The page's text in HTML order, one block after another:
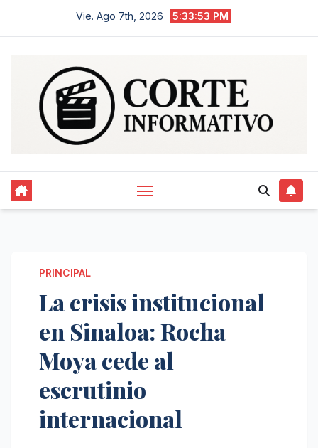
Vie. Ago 7th, 2026 5:33:54 PM
PRINCIPAL
La crisis institucional
en Sinaloa: Rocha
Moya cede al
escrutinio
internacional